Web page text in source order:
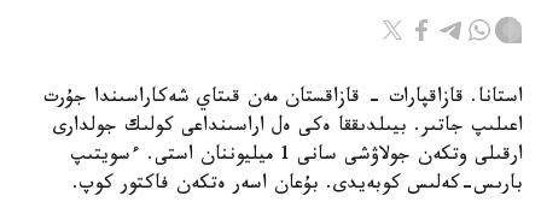
استانا. قازاقپارات - قازاقستان مەن قىتاي شەكاراسىندا جۇرت
اعىلىپ جاتىر. بيىلدىققا ەكى ەل اراسىنداعى كولىك جولدارى
ارقىلى وتكەن جولاۋشى سانى 1 ميليوننان استى. ءسويتىپ
بارىس-كەلىس كوبەيدى. بۇعان اسەر ەتكەن فاكتور كوپ.